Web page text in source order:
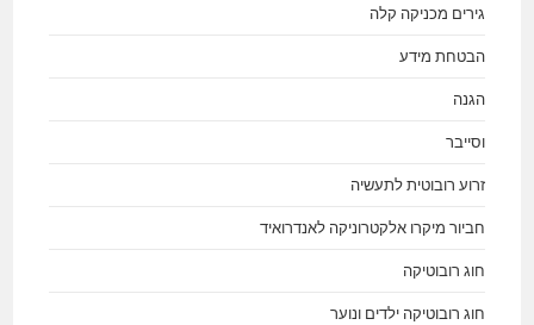
גירים מכניקה קלה
הבטחת מידע
הגנה
וסייבר
זרוע רובוטית לתעשיה
חביור מיקרו אלקטרוניקה לאנדרואיד
חוג רובוטיקה
חוג רובוטיקה ילדים ונוער